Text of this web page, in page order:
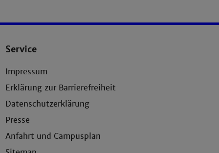
Service
Impressum
Erklärung zur Barrierefreiheit
Datenschutzerklärung
Presse
Anfahrt und Campusplan